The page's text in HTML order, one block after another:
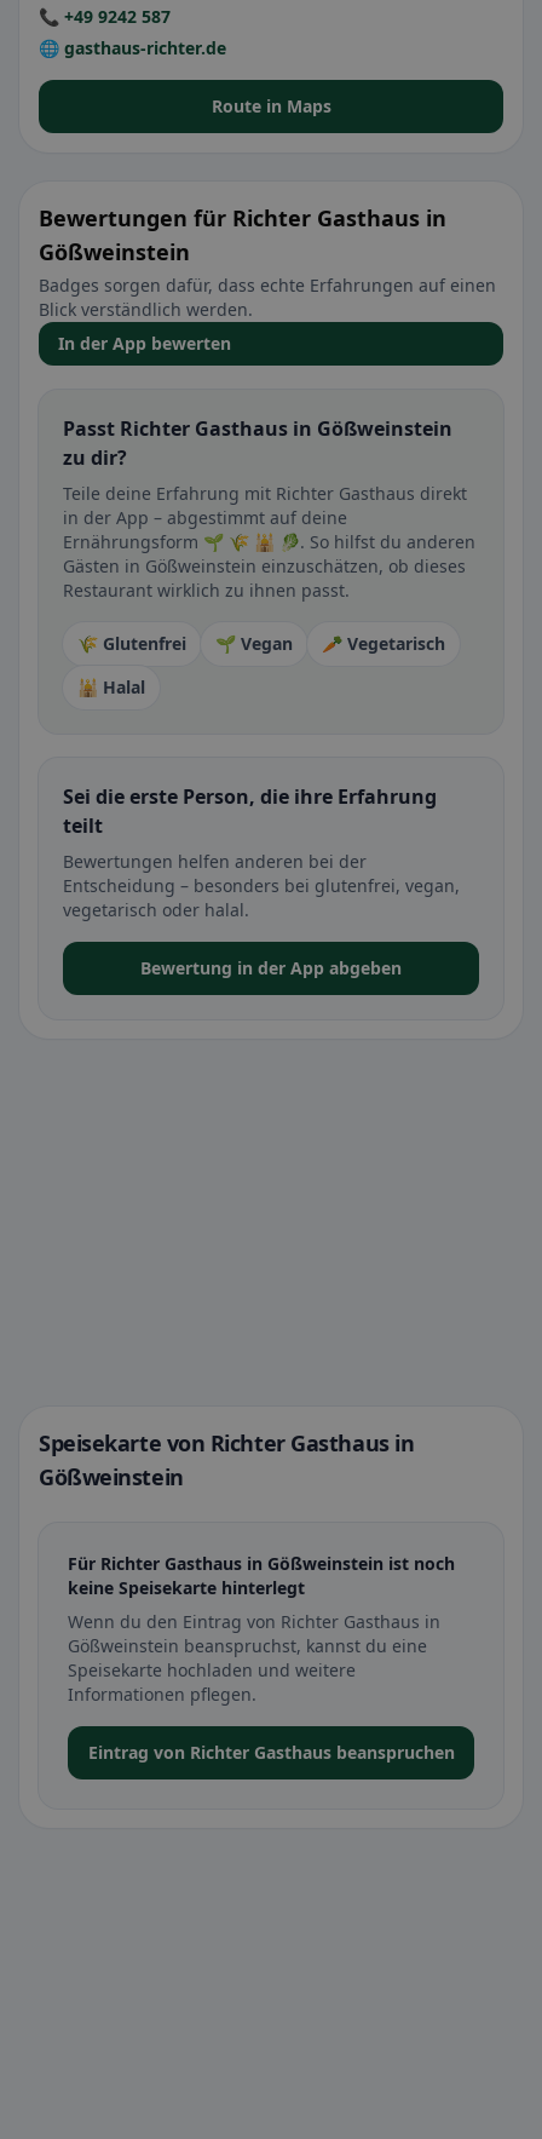
📞 +49 9242 587
🌐 gasthaus-richter.de
Route in Maps
Bewertungen für Richter Gasthaus in
Gößweinstein
Badges sorgen dafür, dass echte Erfahrungen auf einen
Blick verständlich werden.
In der App bewerten
Passt Richter Gasthaus in Gößweinstein
zu dir?
Teile deine Erfahrung mit Richter Gasthaus direkt
in der App – abgestimmt auf deine
Ernährungsform 🌱 🌾 🕌 🥬. So hilfst du anderen
Gästen in Gößweinstein einzuschätzen, ob dieses
Restaurant wirklich zu ihnen passt.
🌾 Glutenfrei 🌱 Vegan
🥕 Vegetarisch
🕌 Halal
Sei die erste Person, die ihre Erfahrung
teilt
Bewertungen helfen anderen bei der
Entscheidung – besonders bei glutenfrei, vegan,
vegetarisch oder halal.
Bewertung in der App abgeben
Speisekarte von Richter Gasthaus in
Gößweinstein
Für Richter Gasthaus in Gößweinstein ist noch
keine Speisekarte hinterlegt
Wenn du den Eintrag von Richter Gasthaus in
Gößweinstein beanspruchst, kannst du eine
Speisekarte hochladen und weitere
Informationen pflegen.
Eintrag von Richter Gasthaus beanspruchen